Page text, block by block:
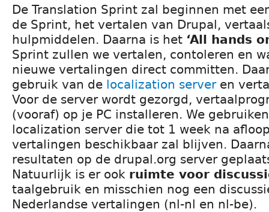
De Translation Sprint zal beginnen met
de Sprint, het vertalen van Drupal,
hulpmiddelen. Daarna is het ‘All hands
Sprint zullen we vertalen, contoleren en
nieuwe vertalingen direct committen.
gebruik van de localization serveren
Voor de server wordt gezorgd,
(vooraf) op je PC installeren. We
localization server die tot 1 week na
vertalingen beschikbaar zal blijven.
resultaten op de drupal.org server
Natuurlijk is er ook ruimte voor
taalgebruik en misschien nog een
Nederlandse vertalingen (nl-nl en nl-be).